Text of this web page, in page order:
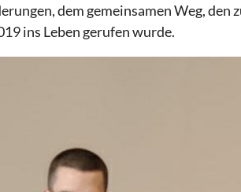
dem gemeinsamen Weg,
ins Leben gerufen wurde.